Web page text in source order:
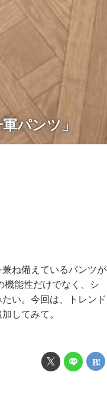
パンツ」
ね備えているパンツが
機能性だけでなく、シ
い。今回は、トレンド
してみて。